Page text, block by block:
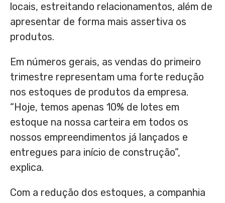
locais, estreitando relacionamentos, além de
apresentar de forma mais assertiva os
produtos.
Em números gerais, as vendas do primeiro
trimestre representam uma forte redução
nos estoques de produtos da empresa.
“Hoje, temos apenas 10% de lotes em
estoque na nossa carteira em todos os
nossos empreendimentos já lançados e
entregues para início de construção”,
explica.
Com a redução dos estoques, a companhia